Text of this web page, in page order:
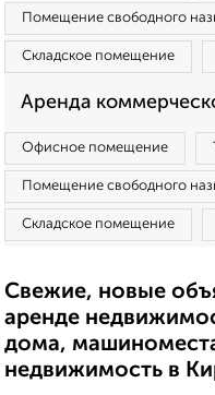
Помещение свободного
Складское помещение
Аренда
Офисное помещение
Помещение свободного
Складское помещение
Свежие, новые
аренде
дома,
недвижимость в